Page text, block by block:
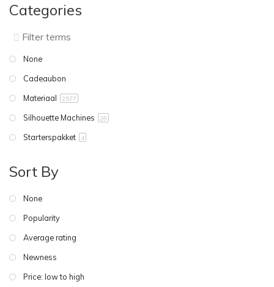
Categories
None
Cadeaubon
Materiaal
2577
Silhouette Machines 26
Starterspakket 4
Sort By
None
Popularity
Average rating
Newness
Price: low to high